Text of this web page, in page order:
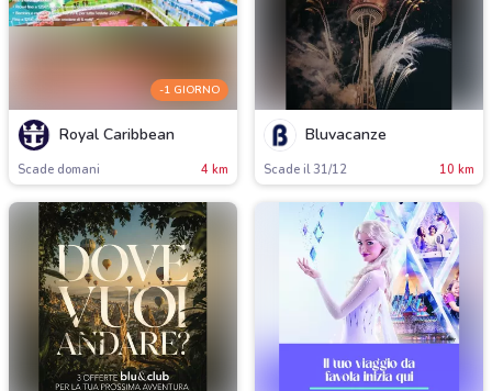
-1 GIORNO
Royal Caribbean
Scade domani 4 km
Bluvacanze
Scade il 31/12 10 km